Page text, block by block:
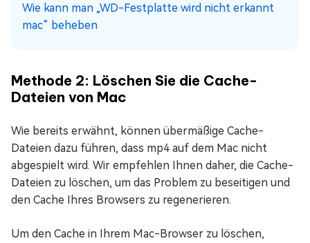
Wie kann man „WD-Festplatte wird nicht erkannt
mac“ beheben
Methode 2: Löschen Sie die Cache-
Dateien von Mac
Wie bereits erwähnt, können übermäßige Cache-
Dateien dazu führen, dass mp4 auf dem Mac nicht
abgespielt wird. Wir empfehlen Ihnen daher, die Cache-
Dateien zu löschen, um das Problem zu beseitigen und
den Cache Ihres Browsers zu regenerieren.
Um den Cache in Ihrem Mac-Browser zu löschen,